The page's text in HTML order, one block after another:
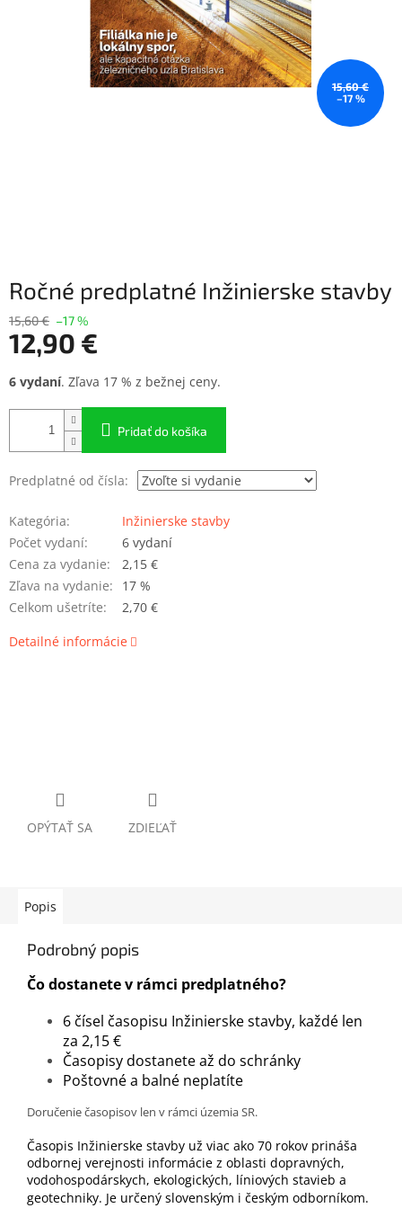
15,60 €
–17 %
Ročné predplatné Inžinierske stavby
15,60 € –17 %
12,90 €
cena:
6 vydaní. Zľava 17 % z bežnej ceny.
Pridať do košíka
Predplatné od čísla:
Kategória:
Inžinierske stavby
Počet vydaní:
6 vydaní
Cena za vydanie:
2,15 €
Zľava na vydanie:
17 %
Celkom ušetríte:
2,70 €
Detailné informácie
OPÝTAŤ SA ZDIEĽAŤ
Popis
Podrobný popis
Čo dostanete v rámci predplatného?
6 čísel časopisu Inžinierske stavby, každé len
za 2,15 €
Časopisy dostanete až do schránky
Poštovné a balné neplatíte
Doručenie časopisov len v rámci územia SR.
Časopis Inžinierske stavby už viac ako 70 rokov prináša
odbornej verejnosti informácie z oblasti dopravných,
vodohospodárskych, ekologických, líniových stavieb a
geotechniky. Je určený slovenským i českým odborníkom.